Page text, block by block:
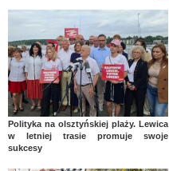
Polityka na olsztyńskiej plaży. Lewica
w letniej trasie promuje swoje
sukcesy